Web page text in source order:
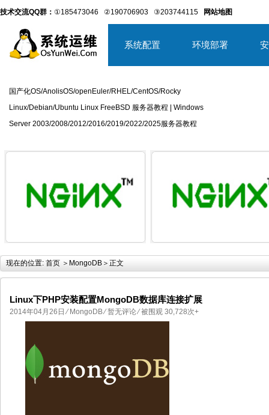
技术交流QQ群： ①185473046 ②190706903 ③203744115 网站地图
系统配置 环境部署
国产化OS/AnolisOS/openEuler/RHEL/CentOS/Rocky
Linux/Debian/Ubuntu Linux FreeBSD 服务器教程 | Windows
Server 2003/2008/2012/2016/2019/2022/2025服务器教程
现在的位置: 首页 ＞ MongoDB ＞正文
Linux下PHP安装配置MongoDB数据库连接扩展
2014年04月26日 ⁄ MongoDB ⁄暂无评论⁄ 被围观 30,728次+